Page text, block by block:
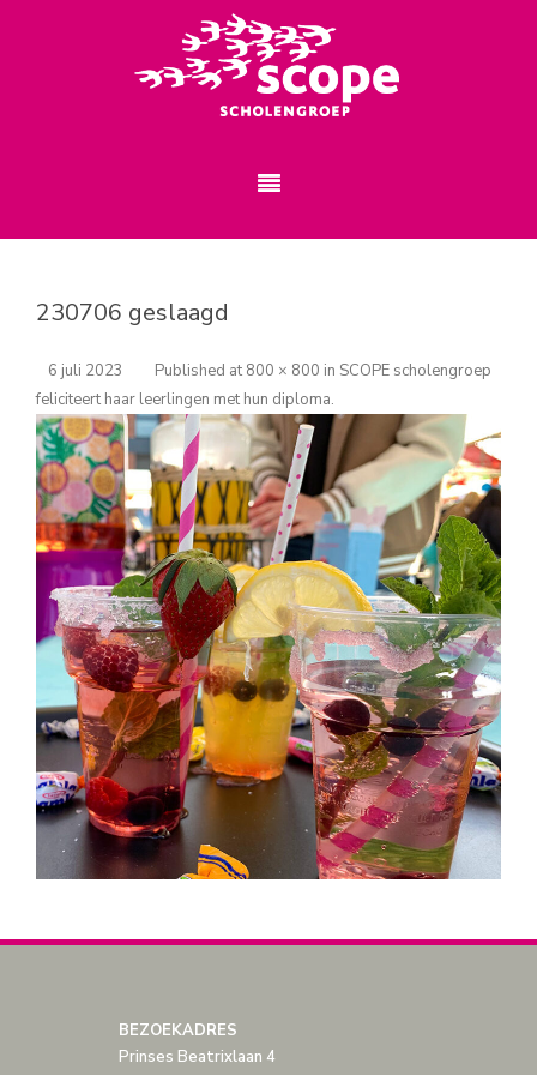
230706 geslaagd
Published
6 juli 2023 at 800 × 800 in SCOPE scholengroep
feliciteert haar leerlingen met hun diploma.
BEZOEKADRES
Prinses Beatrixlaan 4